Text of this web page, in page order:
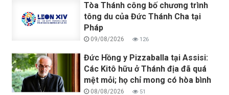
Tòa Thánh công bố chương trình
tông du của Đức Thánh Cha tại
Pháp
09/08/2026 126
Đức Hồng y Pizzaballa tại Assisi:
Các Kitô hữu ở Thánh địa đã quá
mệt mỏi; họ chỉ mong có hòa bình
08/08/2026 51